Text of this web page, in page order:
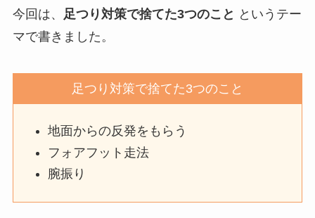
今回は、 足つり対策で捨てた3つのこと というテー
マで書きました。
足つり対策で捨てた3つのこと
地面からの反発をもらう
フォアフット走法
腕振り